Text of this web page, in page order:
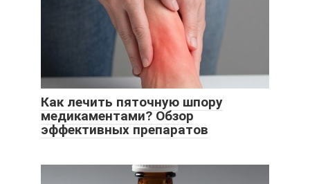
Как лечить пяточную шпору
медикаментами? Обзор
эффективных препаратов